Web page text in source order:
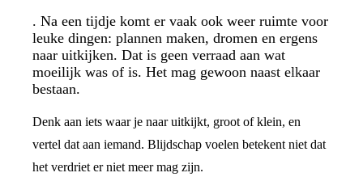
. Na een tijdje komt er vaak ook weer ruimte voor
leuke dingen: plannen maken, dromen en ergens
naar uitkijken. Dat is geen verraad aan wat
moeilijk was of is. Het mag gewoon naast elkaar
bestaan.
Denk aan iets waar je naar uitkijkt, groot of klein, en
vertel dat aan iemand. Blijdschap voelen betekent niet dat
het verdriet er niet meer mag zijn.